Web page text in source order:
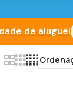
de aluguel